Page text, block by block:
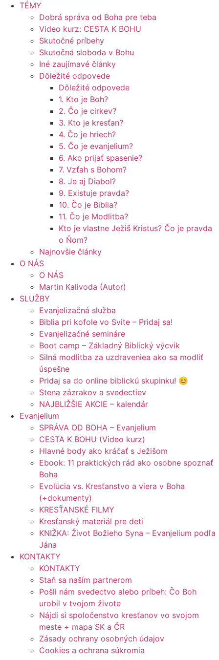
TÉMY
Dobrá správa od Boha pre teba
Video kurz: CESTA K BOHU
Skutočné príbehy
Skutočná sloboda v Bohu
Iné zaujímavé články
Dôležité odpovede
Dôležité odpovede
1. Kto je Boh?
2. Čo je cirkev?
3. Kto je kresťan?
4. Čo je hriech?
5. Čo je evanjelium?
6. Ako prijať spasenie?
7. Vzťah s Bohom?
8. Je aj Diabol?
9. Existuje pravda?
10. Čo je Biblia?
11. Čo je Modlitba?
Kto je vlastne Ježiš Kristus? Čo je pravda
o Ňom?
Najnovšie články
O NÁS
O NÁS
Martin Kalivoda (Autor)
SLUŽBY
Evanjelizačná služba
Biblia pri kofole vo Svite – Pridaj sa!
Evanjelizačné semináre
Boot camp – Základný Biblický výcvik
Silná modlitba za uzdraveniea ako sa modliť
úspešne
Pridaj sa do online biblickú skupinku! 😊
Stena zázrakov a svedectiev
NAJBLIŽŠIE AKCIE – kalendár
Evanjelium
SPRÁVA OD BOHA – Evanjelium
CESTA K BOHU (Video kurz)
Hlavné body ako kráčať s Ježišom
Ebook: 11 praktických rád ako osobne spoznať
Boha
Evolúcia vs. Kresťanstvo a viera v Boha
(+dokumenty)
KRESŤANSKÉ FILMY
Kresťanský materiál pre deti
KNIŽKA: Život Božieho Syna – Evanjelium podľa
Jána
KONTAKTY
KONTAKTY
Staň sa naším partnerom
Pošli nám svedectvo alebo príbeh: Čo Boh
urobil v tvojom živote
Nájdi si spoločenstvo kresťanov vo svojom
meste + mapa SK a ČR
Zásady ochrany osobných údajov
Cookies a ochrana súkromia